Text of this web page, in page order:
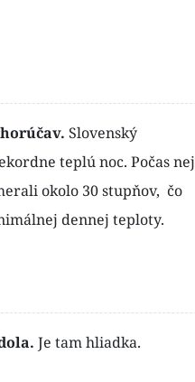
Slovenský
teplú noc. Počas nej
okolo 30 stupňov, čo
dennej teploty.
Je tam hliadka.